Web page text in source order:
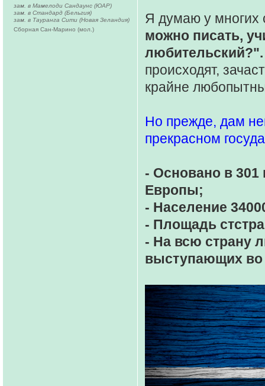
Я думаю у многих
можно писать,
любительский?".
происходят,
крайне
Но прежде, дам
прекрасном
- Основано в 301
Европы;
- Население
- Площадь
- На всю страну
выступающих во
зам. в Мамелоди Сандаунс (ЮАР)
зам. в Стандард (Бельгия)
зам. в Тауранга Сити (Новая Зеландия)
Сборная Сан-Марино (мол.)